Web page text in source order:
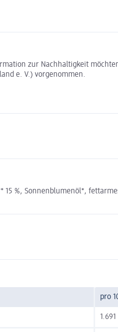
zur Nachhaltigkeit
e. V.) vorgenommen.
%, Sonnenblumenöl*,
pro